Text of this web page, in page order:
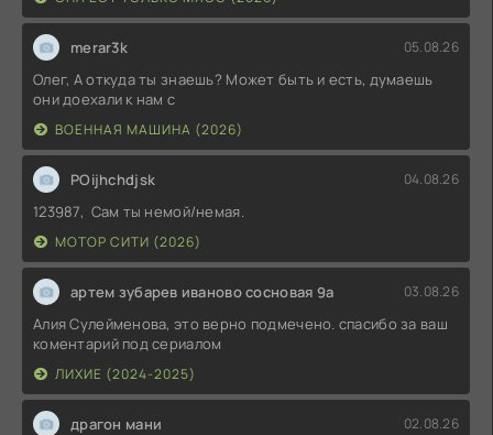
merar3k 05.08.26
Олег, А откуда ты знаешь? Может быть и есть, думаешь
они доехали к нам с
ВОЕННАЯ МАШИНА (2026)
POijhchdjsk 04.08.26
123987, Сам ты немой/немая.
МОТОР СИТИ (2026)
артем зубарев иваново сосновая 9а 03.08.26
Алия Сулейменова, это верно подмечено. спасибо за ваш
коментарий под сериалом
ЛИХИЕ (2024-2025)
драгон мани 02.08.26